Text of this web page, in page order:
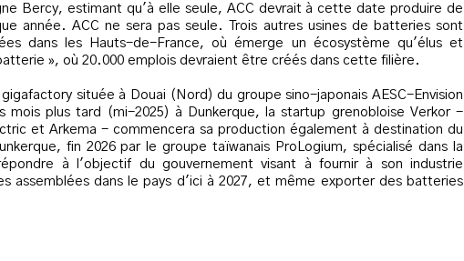
Bercy, estimant qu'à elle seule, ACC devrait à cette date produire de
année. ACC ne sera pas seule. Trois autres usines de batteries sont
dans les Hauts-de-France, où émerge un écosystème qu'élus et
», où 20.000 emplois devraient être créés dans cette filière.
située à Douai (Nord) du groupe sino-japonais AESC-Envision
mois plus tard (mi-2025) à Dunkerque, la startup grenobloise Verkor -
et Arkema - commencera sa production également à destination du
fin 2026 par le groupe taïwanais ProLogium, spécialisé dans la
à l'objectif du gouvernement visant à fournir à son industrie
assemblées dans le pays d'ici à 2027, et même exporter des batteries